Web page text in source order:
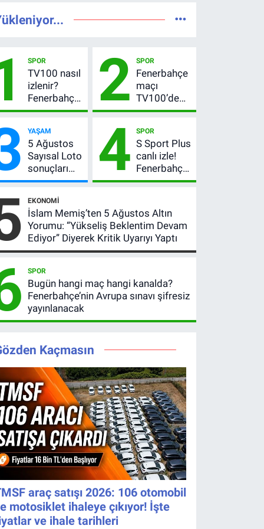
SPOR
TV100 nasıl
izlenir?
Fenerbahçe-
Sturm Graz
şifresiz
canlı yayın
bilgileri
2 SPOR
Fenerbahçe
maçı
TV100’de
mi? Sturm
hangi
kanalda,
saat kaçta?
YAŞAM
5 Ağustos
Sayısal Loto
sonuçları
açıklandı!
TL devretti
4 SPOR
S Sport Plus
canlı izle!
Fenerbahçe-
Sturm Graz
EKONOMI
İslam Memiş’ten 5 Ağustos Altın
Yorumu: “Yükseliş Beklentim Devam
Ediyor” Diyerek Kritik Uyarıyı Yaptı
SPOR
Bugün hangi maç hangi kanalda?
Fenerbahçe’nin Avrupa sınavı şifresiz
yayınlanacak
Kaçmasın
araç satışı 2026: 106 otomobil
motosiklet ihaleye çıkıyor! İşte
ve ihale tarihleri